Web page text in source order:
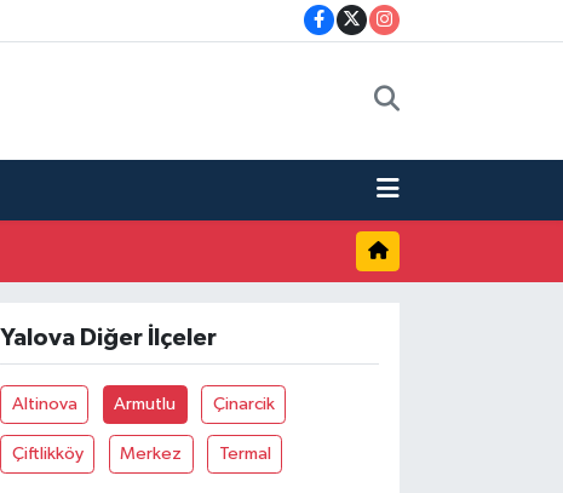
Yalova Diğer İlçeler
Altinova Armutlu Çinarcik
Çiftlikköy Merkez Termal